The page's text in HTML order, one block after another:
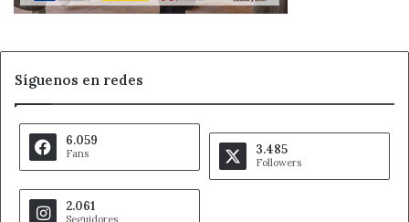
Síguenos en redes
6.059
Fans 3.485
Followers
2.061
Seguidores